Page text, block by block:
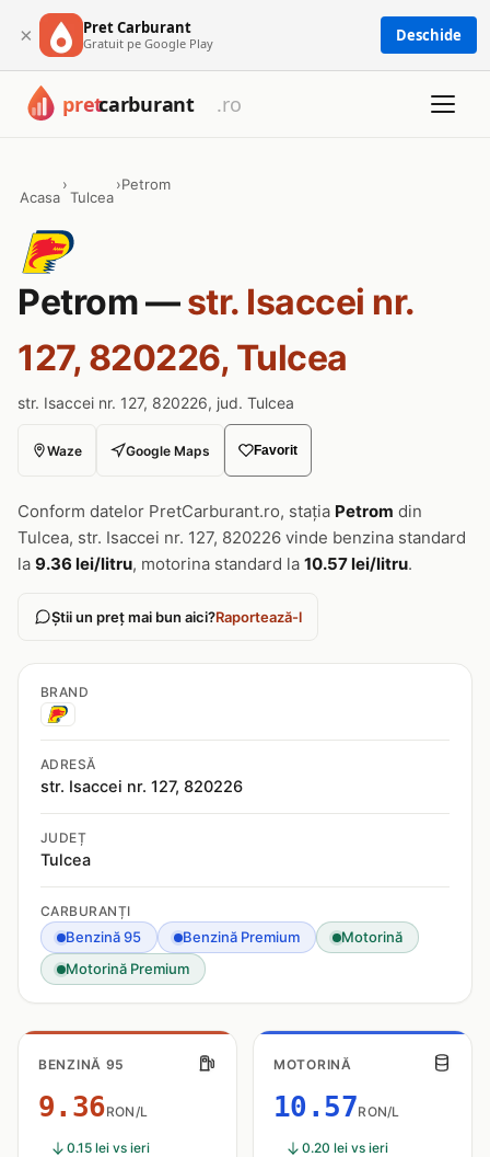
× Pret Carburant
Gratuit pe Google Play Deschide
Acasa
›
Tulcea
›Petrom
Petrom —str. Isaccei nr.
127, 820226, Tulcea
str. Isaccei nr. 127, 820226, jud. Tulcea
Waze Google Maps Favorit
Conform datelor PretCarburant.ro, stația Petrom din
Tulcea, str. Isaccei nr. 127, 820226 vinde benzina standard
la 9.36 lei/litru, motorina standard la 10.57 lei/litru.
Știi un preț mai bun aici?Raportează-l
BRAND
ADRESĂ
str. Isaccei nr. 127, 820226
JUDEȚ
Tulcea
CARBURANȚI
Benzină 95 Benzină Premium
Motorină
Motorină Premium
BENZINĂ 95
9.36RON/L
0.15 lei vs ieri
MOTORINĂ
10.57RON/L
0.20 lei vs ieri